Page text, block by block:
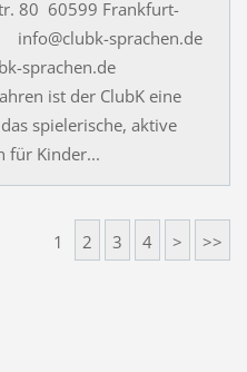
80 60599 Frankfurt-
sprachen.de
sprachen.de
ist der ClubK eine
spielerische, aktive
für Kinder...
1 2 3 4 > >>